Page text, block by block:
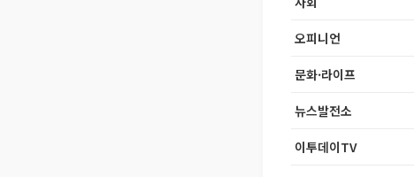
오피니언
문화·라이프
뉴스발전소
이투데이TV